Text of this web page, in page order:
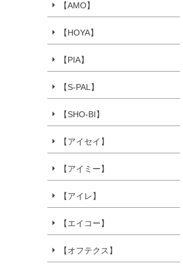
【AMO】
【HOYA】
【PIA】
【S-PAL】
【SHO-BI】
【アイセイ】
【アイミー】
【アイレ】
【エイコー】
【オフテクス】